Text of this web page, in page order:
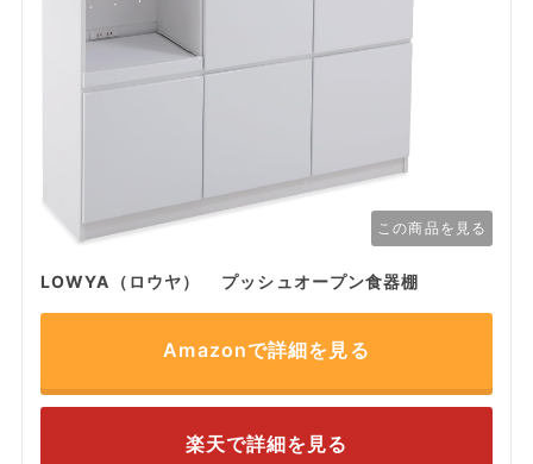
この商品を見る
LOWYA（ロウヤ） プッシュオープン食器棚
Amazonで詳細を見る
楽天で詳細を見る